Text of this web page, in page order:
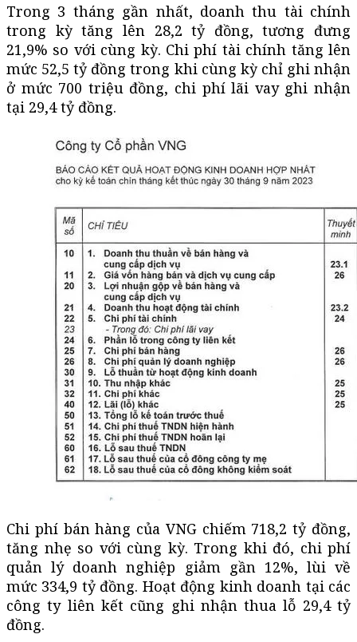
Trong 3 tháng gần nhất, doanh thu tài chính
trong kỳ tăng lên 28,2 tỷ đồng, tương đưng
21,9% so với cùng kỳ. Chi phí tài chính tăng lên
mức 52,5 tỷ đồng trong khi cùng kỳ chỉ ghi nhận
ở mức 700 triệu đồng, chi phí lãi vay ghi nhận
tại 29,4 tỷ đồng.
Chi phí bán hàng của VNG chiếm 718,2 tỷ đồng,
tăng nhẹ so với cùng kỳ. Trong khi đó, chi phí
quản lý doanh nghiệp giảm gần 12%, lùi về
mức 334,9 tỷ đồng. Hoạt động kinh doanh tại các
công ty liên kết cũng ghi nhận thua lỗ 29,4 tỷ
đồng.